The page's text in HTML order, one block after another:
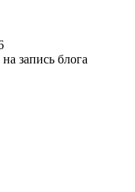
запись блога